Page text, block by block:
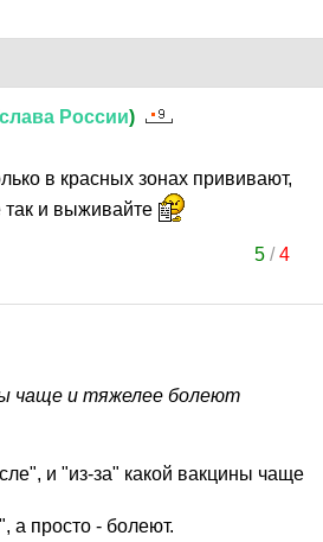
слава России)
в красных зонах прививают,
так и выживайте
5/4
чаще и тяжелее болеют
и "из-за" какой вакцины чаще
а просто - болеют.